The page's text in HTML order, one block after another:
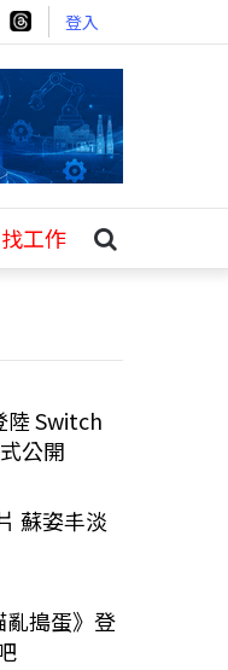
登入
找工作
陸 Switch
公開
蘇姿丰淡
搗蛋》登